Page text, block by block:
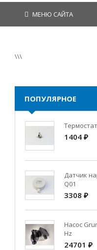
МЕНЮ САЙТА
\\\
ПОПУЛЯРНОЕ
1404 ₽
Датчик
Q01
3308 ₽
Насос
Hz
24701 ₽